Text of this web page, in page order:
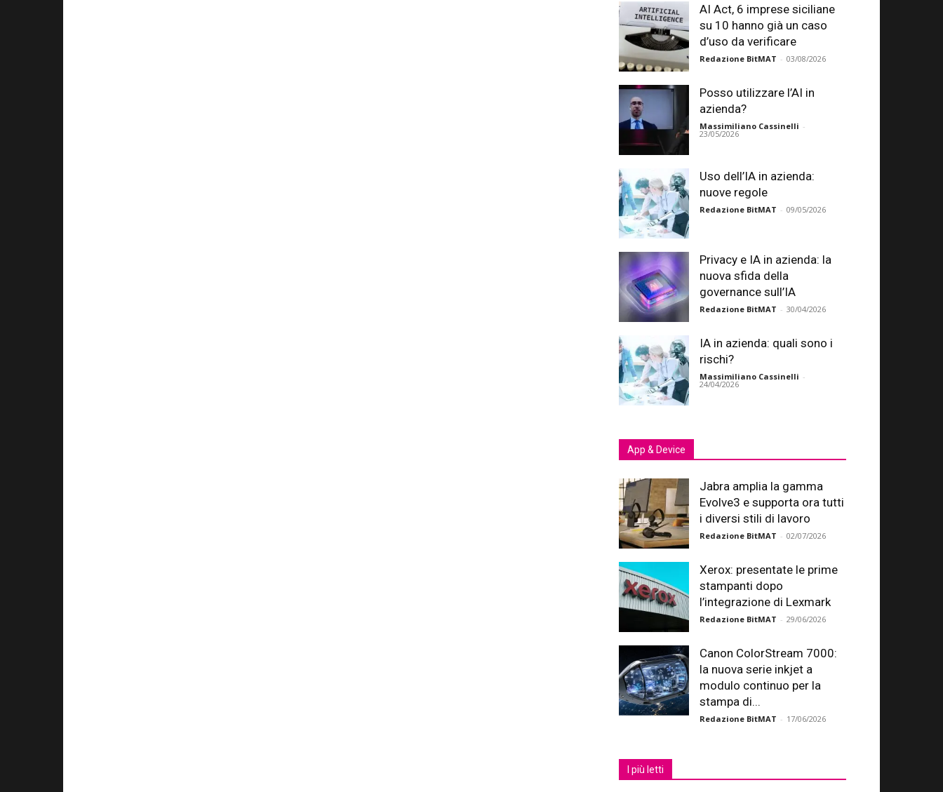
AI Act, 6 imprese siciliane
su 10 hanno già un caso
d’uso da verificare
Redazione BitMAT - 03/08/2026
Posso utilizzare l’AI in
azienda?
Massimiliano Cassinelli -
23/05/2026
Uso dell’IA in azienda:
nuove regole
Redazione BitMAT - 09/05/2026
Privacy e IA in azienda: la
nuova sfida della
governance sull’IA
Redazione BitMAT - 30/04/2026
IA in azienda: quali sono i
rischi?
Massimiliano Cassinelli -
24/04/2026
App & Device
Jabra amplia la gamma
Evolve3 e supporta ora tutti
i diversi stili di lavoro
Redazione BitMAT - 02/07/2026
Xerox: presentate le prime
stampanti dopo
l’integrazione di Lexmark
Redazione BitMAT - 29/06/2026
Canon ColorStream 7000:
la nuova serie inkjet a
modulo continuo per la
stampa di...
Redazione BitMAT - 17/06/2026
I più letti